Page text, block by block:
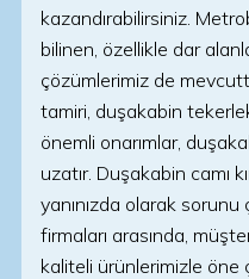
kazandırabilirsiniz.
bilinen, özellikle dar
çözümlerimiz de
tamiri, duşakabin
önemli onarımlar,
uzatır. Duşakabin camı
yanınızda olarak
firmaları arasında,
kaliteli ürünlerimizle öne